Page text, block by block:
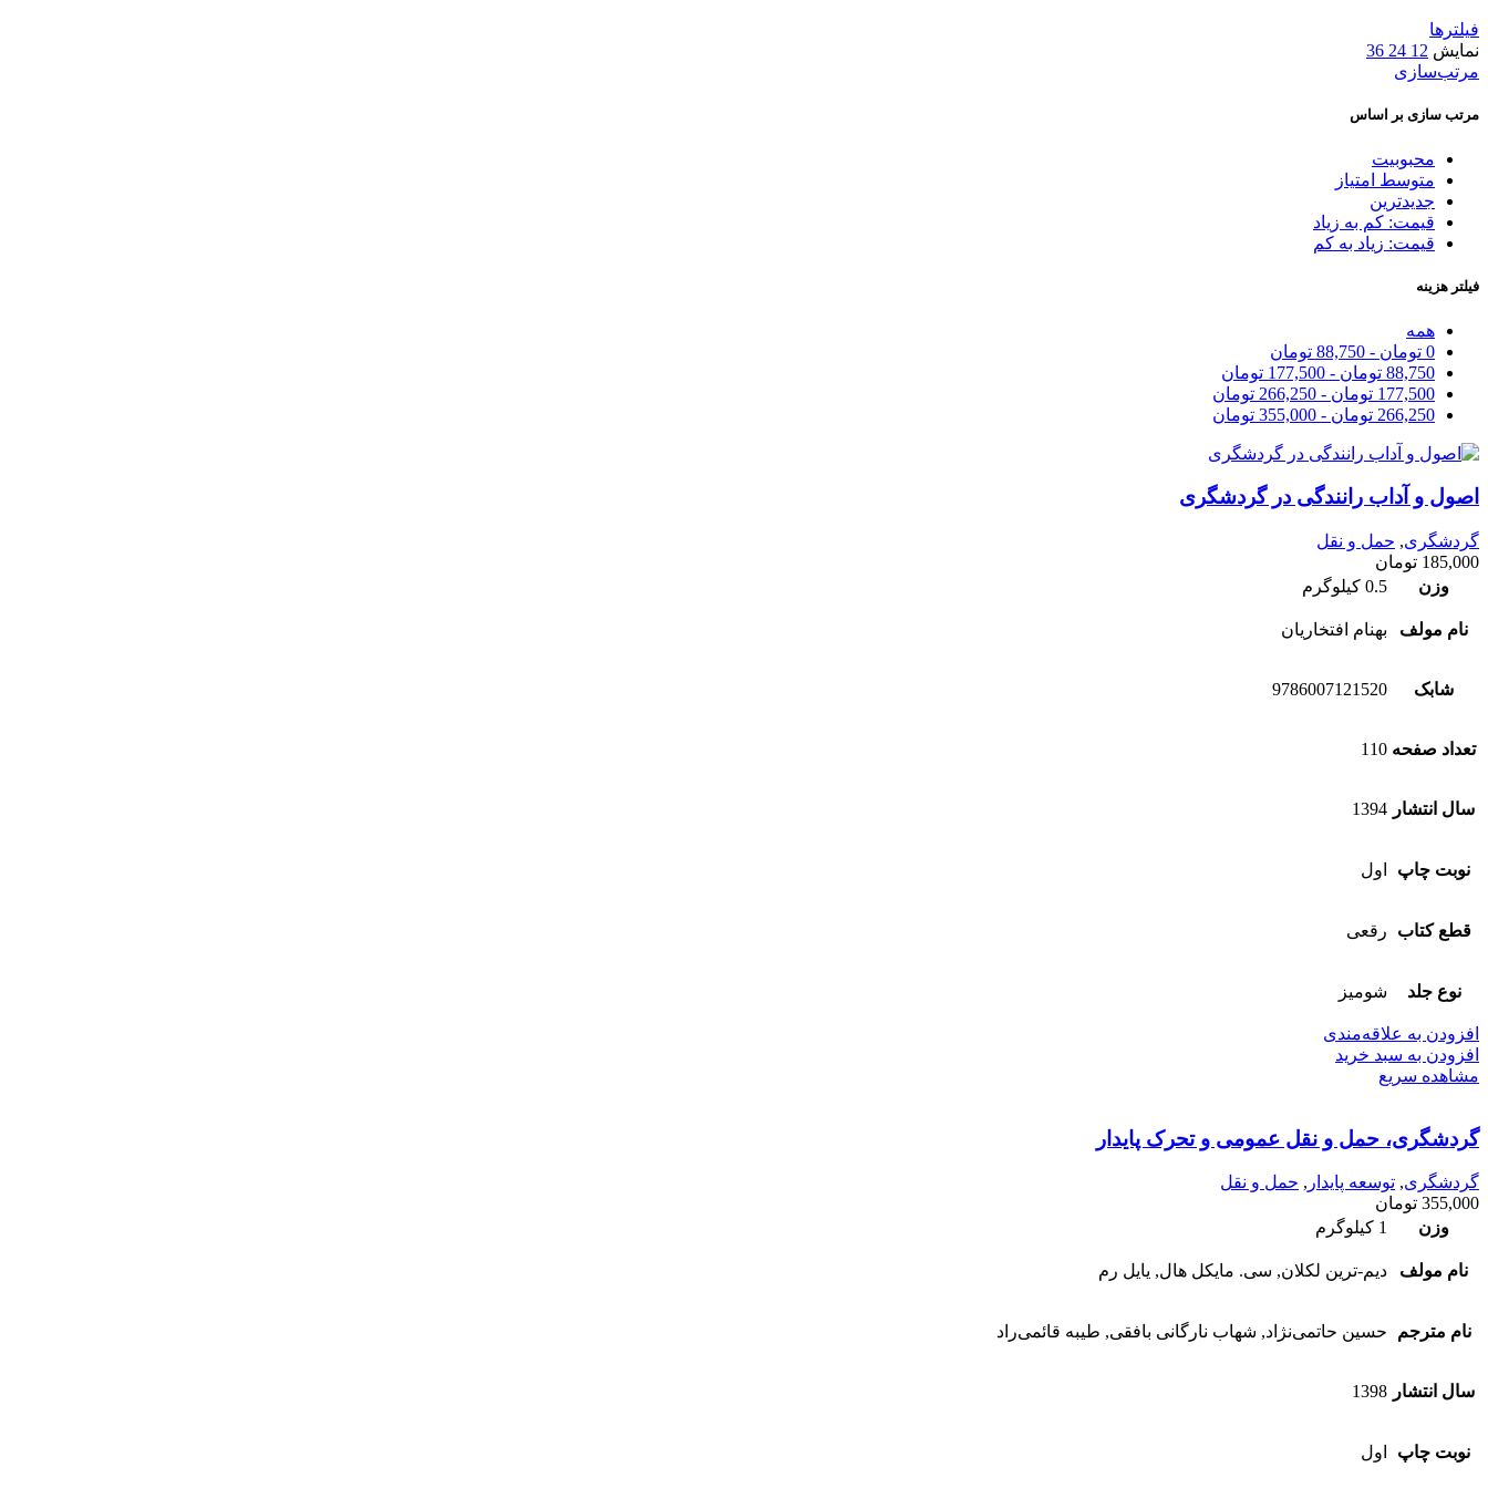
فیلترها
نمایش 12
24
36
مرتب‌سازی
مرتب سازی بر اساس
محبوبیت
متوسط امتیاز
جدیدترین
قیمت: کم به زیاد
قیمت: زیاد به کم
فیلتر هزینه
همه
0 تومان -
88,750 تومان
88,750 تومان -
177,500 تومان
177,500 تومان -
266,250 تومان
266,250 تومان -
355,000 تومان
اصول و آداب رانندگی در گردشگری
گردشگری, حمل و نقل
185,000 تومان
وزن
0.5 کیلوگرم
نام مولف بهنام افتخاریان
شابک 9786007121520
تعداد صفحه 110
سال انتشار 1394
نوبت چاپ اول
قطع کتاب رقعی
نوع جلد شومیز
افزودن به علاقه‌مندی
افزودن به سبد خرید
مشاهده سریع
گردشگری، حمل و نقل عمومی و تحرک پایدار
گردشگری, توسعه پایدار , حمل و نقل
355,000 تومان
وزن
1 کیلوگرم
نام مولف دیم-ترین لکلان, سی. مایکل هال, یایل رم
نام مترجم حسین حاتمی‌نژاد, شهاب نارگانی بافقی, طیبه قائمی‌راد
سال انتشار 1398
نوبت چاپ اول